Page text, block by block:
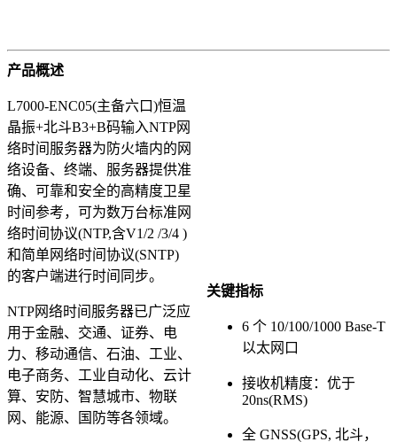
产品概述
L7000-ENC05(主备六口)恒温
晶振+北斗B3+B码输入NTP网
络时间服务器为防火墙内的网
络设备、终端、服务器提供准
确、可靠和安全的高精度卫星
时间参考，可为数万台标准网
络时间协议(NTP,含V1/2 /3/4 )
和简单网络时间协议(SNTP)
的客户端进行时间同步。
NTP网络时间服务器已广泛应
用于金融、交通、证券、电
力、移动通信、石油、工业、
电子商务、工业自动化、云计
算、安防、智慧城市、物联
网、能源、国防等各领域。
关键指标
6 个 10/100/1000 Base-T
以太网口
接收机精度：优于
20ns(RMS)
全 GNSS(GPS, 北斗，